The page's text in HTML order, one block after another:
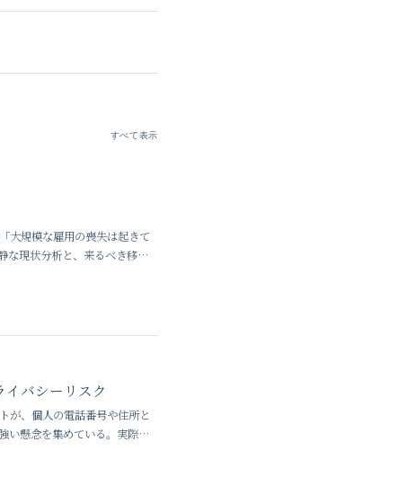
すべて表示
大規模な雇用の喪失は起きて
な現状分析と、来るべき移行
バシーリスク
、個人の電話番号や住所と
い懸念を集めている。実際